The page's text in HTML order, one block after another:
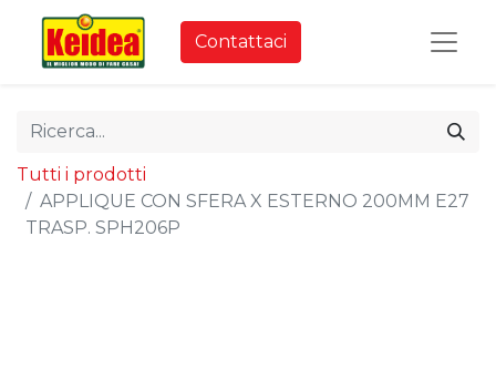
Contattaci
Tutti i prodotti
APPLIQUE CON SFERA X ESTERNO 200MM E27
TRASP. SPH206P